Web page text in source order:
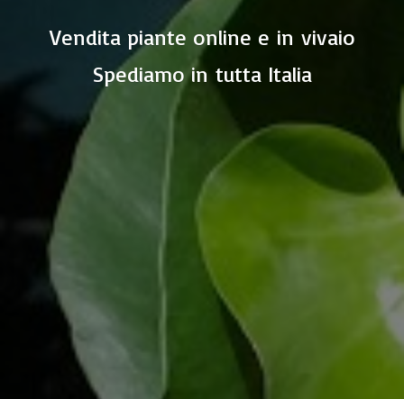
Vendita piante online e in vivaio
Spediamo in tutta Italia